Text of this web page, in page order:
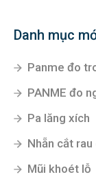
Danh mục
Panme đo
PANME đo
Pa lăng xích
Nhẵn cắt rau
Mũi khoét lỗ